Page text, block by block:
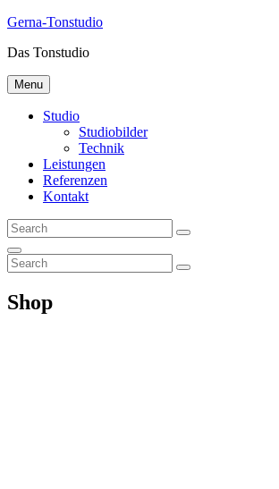
Gerna-Tonstudio
Das Tonstudio
Menu
Studio
Studiobilder
Technik
Leistungen
Referenzen
Kontakt
Shop